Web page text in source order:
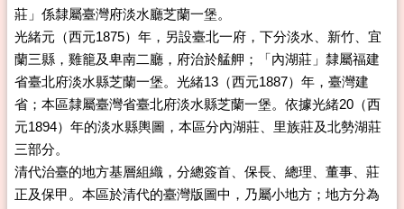
莊」係隸屬臺灣府淡水廳芝蘭一堡。
光緒元（西元1875）年，另設臺北一府，下分淡水、新竹、宜
蘭三縣，雞籠及卑南二廳，府治於艋舺；「內湖莊」隸屬福建
省臺北府淡水縣芝蘭一堡。光緒13（西元1887）年，臺灣建
省；本區隸屬臺灣省臺北府淡水縣芝蘭一堡。依據光緒20（西
元1894）年的淡水縣輿圖，本區分內湖莊、里族莊及北勢湖莊
三部分。
清代治臺的地方基層組織，分總簽首、保長、總理、董事、莊
正及保甲。本區於清代的臺灣版圖中，乃屬小地方；地方分為